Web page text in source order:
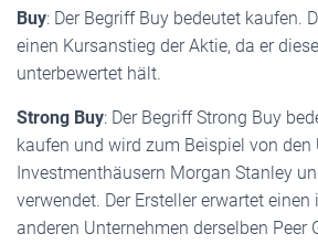
Buy: Der Begriff Buy bedeutet kaufen.
einen Kursanstieg der Aktie, da er
unterbewertet hält.
Strong Buy: Der Begriff Strong Buy
kaufen und wird zum Beispiel von den
Investmenthäusern Morgan Stanley
verwendet. Der Ersteller erwartet einen
anderen Unternehmen derselben Peer